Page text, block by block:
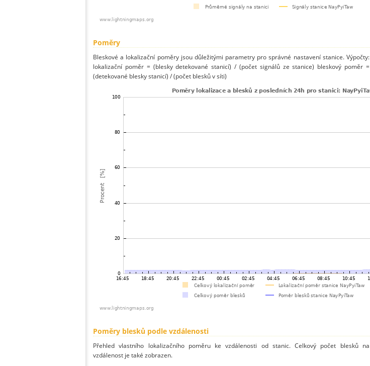
Poměry
Bleskové a lokalizační poměry jsou důležitými parametry pro správné nastavení stanice. Výpočty:
lokalizační poměr = (blesky detekované stanicí) / (počet signálů ze stanice) bleskový poměr =
(detekované blesky stanicí) / (počet blesků v síti)
Poměry blesků podle vzdálenosti
Přehled vlastního lokalizačního poměru ke vzdálenosti od stanic. Celkový počet blesků na
vzdálenost je také zobrazen.